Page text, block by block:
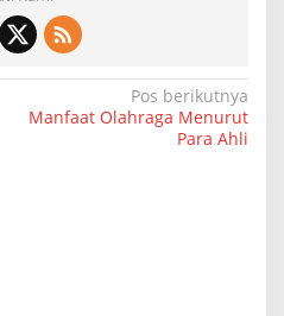
Pos berikutnya
Manfaat Olahraga Menurut
Para Ahli